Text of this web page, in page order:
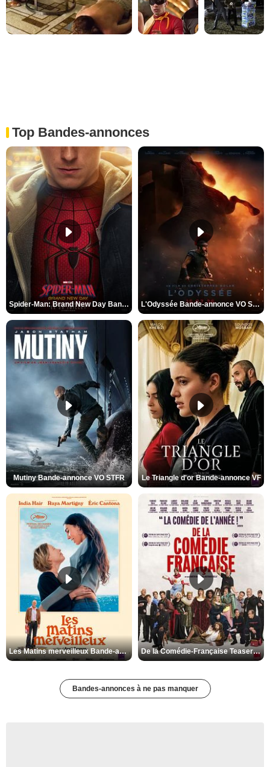
Top Bandes-annonces
Spider-Man: Brand New Day Bande-annonce VO STFR L'Odyssée Bande-annonce VO STFR
Mutiny Bande-annonce VO STFR Le Triangle d'or Bande-annonce VF
Les Matins merveilleux Bande-annonce VF De la Comédie-Française Teaser VF
Bandes-annonces à ne pas manquer